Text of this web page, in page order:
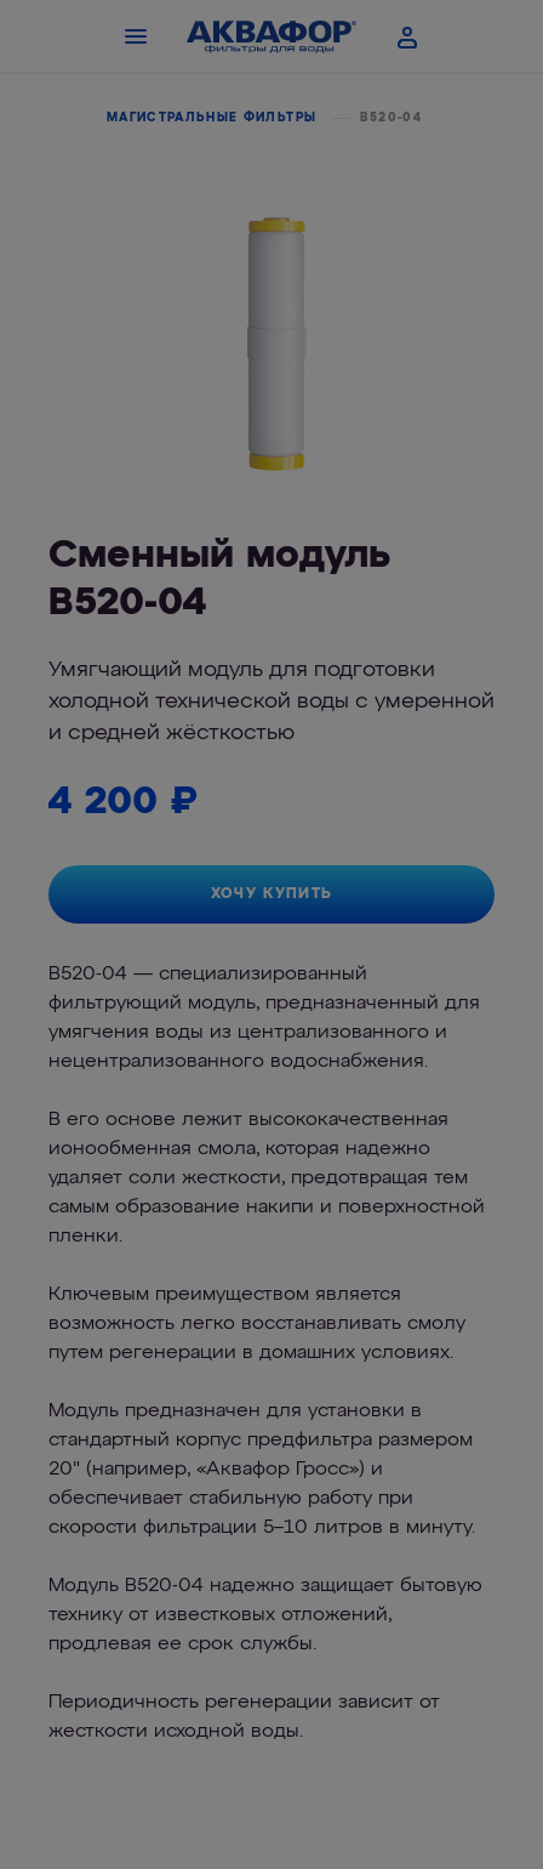
МАГИСТРАЛЬНЫЕ ФИЛЬТРЫ B520-04
Cменный модуль
B520-04
Умягчающий модуль для подготовки
холодной технической воды с умеренной
и средней жёсткостью
4 200 ₽
ХОЧУ КУПИТЬ
B520-04 — специализированный
фильтрующий модуль, предназначенный для
умягчения воды из централизованного и
нецентрализованного водоснабжения.
В его основе лежит высококачественная
ионообменная смола, которая надежно
удаляет соли жесткости, предотвращая тем
самым образование накипи и поверхностной
пленки.
Ключевым преимуществом является
возможность легко восстанавливать смолу
путем регенерации в домашних условиях.
Модуль предназначен для установки в
стандартный корпус предфильтра размером
20" (например, «Аквафор Гросс») и
обеспечивает стабильную работу при
скорости фильтрации 5–10 литров в минуту.
Модуль B520-04 надежно защищает бытовую
технику от известковых отложений,
продлевая ее срок службы.
Периодичность регенерации зависит от
жесткости исходной воды.